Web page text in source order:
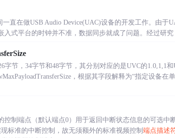
直在做USB Audio Device(UAC)设备的开发工作。由于
入式平台的时钟并不准，数据同步就成了问题。经过研
节，34字节和48字节，其分别对应的是UVC的1.0,1,1
，根据其字段解释为“指定设备在
制端点（默认端点0）用于返回中断状态信息的可选中
标准的中断控制，故无须额外的标准视频控制 端点描述